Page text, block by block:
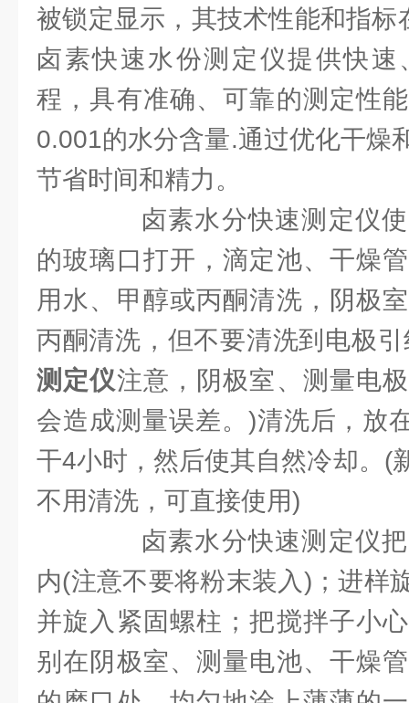
被锁定显示，其技术性能和指标
卤素快速水份测定仪提供快
程，具有准确、可靠的测定性
0.001的水分含量.通过优化干燥
节省时间和精力。
卤素水分快速测定仪使
的玻璃口打开，滴定池、干燥
用水、甲醇或丙酮清洗，阴极
丙酮清洗，但不要清洗到电极
测定仪注意，阴极室、测量电
会造成测量误差。)清洗后，放
干4小时，然后使其自然冷却。(
不用清洗，可直接使用)
卤素水分快速测定仪把
内(注意不要将粉末装入)；进样
并旋入紧固螺柱；把搅拌子小
别在阴极室、测量电池、干燥